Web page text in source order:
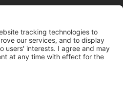
Palautukset ja vaatimukset